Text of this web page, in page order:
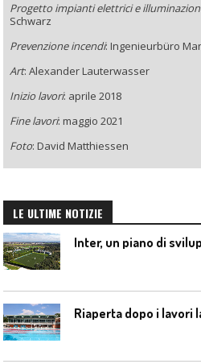
Progetto impianti elettrici e
Schwarz
Prevenzione incendi: Ingenieurbüro
Art: Alexander Lauterwasser
Inizio lavori: aprile 2018
Fine lavori: maggio 2021
Foto: David Matthiessen
LE ULTIME NOTIZIE
Riaperta dopo i lavori